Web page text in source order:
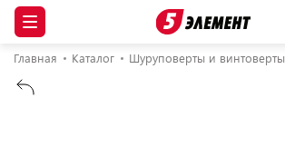
Главная Каталог Шуруповерты и винтоверты